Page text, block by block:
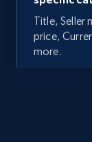
Title, Seller
price,
more.